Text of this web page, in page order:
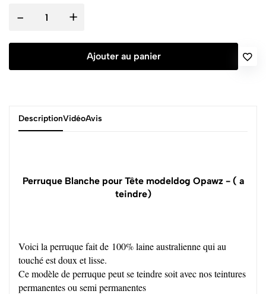
- +
Ajouter au panier
DescriptionVidéoAvis
Perruque Blanche pour Tête modeldog Opawz - ( a
teindre)
Voici la perruque fait de 100% laine australienne qui au
touché est doux et lisse.
Ce modèle de perruque peut se teindre soit avec nos teintures
permanentes ou semi permanentes